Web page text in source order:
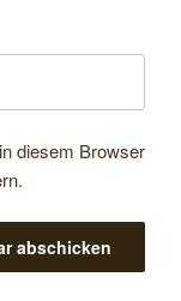
diesem Browser